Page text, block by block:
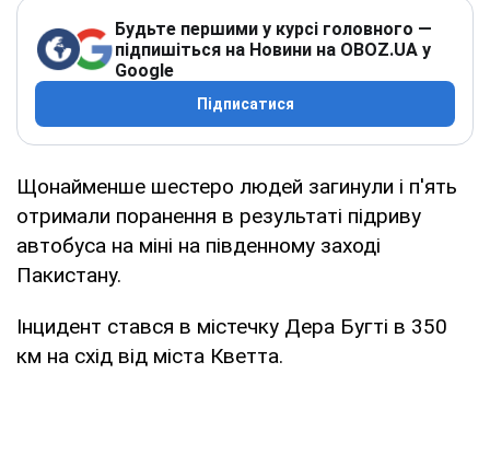
Будьте першими у курсі головного —
підпишіться на Новини на OBOZ.UA у
Google
Підписатися
Щонайменше шестеро людей загинули і п'ять
отримали поранення в результаті підриву
автобуса на міні на південному заході
Пакистану.
Інцидент стався в містечку Дера Бугті в 350
км на схід від міста Кветта.